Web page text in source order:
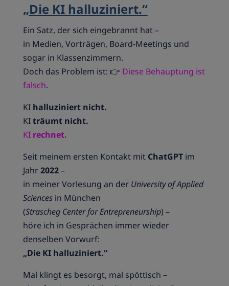
„Die KI halluziniert.“
Ein Satz, der sich eingebrannt hat –
in Medien, Vorträgen, Board-Meetings und
sogar in Klassenzimmern.
Doch das Problem ist: 👉 Diese Behauptung ist
falsch.
KI halluziniert nicht.
KIträumt nicht.
KI rechnet.
Seit meinem ersten Kontakt mit ChatGPTim
Jahr2022–
in meiner Vorlesung an der University of Applied
Sciencesin München
(Strascheg Center for Entrepreneurship) –
höre ich in Gesprächen immer wieder
denselben Vorwurf:
„Die KI halluziniert.“
Mal klingt es besorgt, mal spöttisch –